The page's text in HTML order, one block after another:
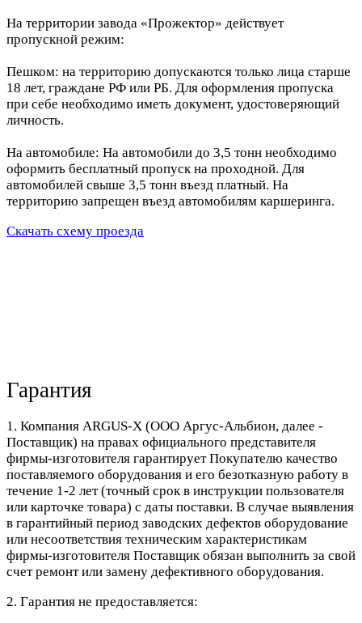
На территории завода «Прожектор» действует
пропускной режим:
Пешком: на территорию допускаются только лица старше
18 лет, граждане РФ или РБ. Для оформления пропуска
при себе необходимо иметь документ, удостоверяющий
личность.
На автомобиле: На автомобили до 3,5 тонн необходимо
оформить бесплатный пропуск на проходной. Для
автомобилей свыше 3,5 тонн въезд платный. На
территорию запрещен въезд автомобилям каршеринга.
Скачать схему проезда
Гарантия
1. Компания ARGUS-X (ООО Аргус-Альбион, далее -
Поставщик) на правах официального представителя
фирмы-изготовителя гарантирует Покупателю качество
поставляемого оборудования и его безотказную работу в
течение 1-2 лет (точный срок в инструкции пользователя
или карточке товара) с даты поставки. В случае выявления
в гарантийный период заводских дефектов оборудование
или несоответствия техническим характеристикам
фирмы-изготовителя Поставщик обязан выполнить за свой
счет ремонт или замену дефективного оборудования.
2. Гарантия не предоставляется: